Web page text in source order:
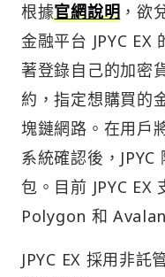
根據官網說明 ，欲
金融平台 JPYC EX
著登錄自己的加密
約，指定想購買的
塊鏈網路。在用戶
系統確認後，
包。目前 JPYC
Polygon 和
JPYC EX 採用非託